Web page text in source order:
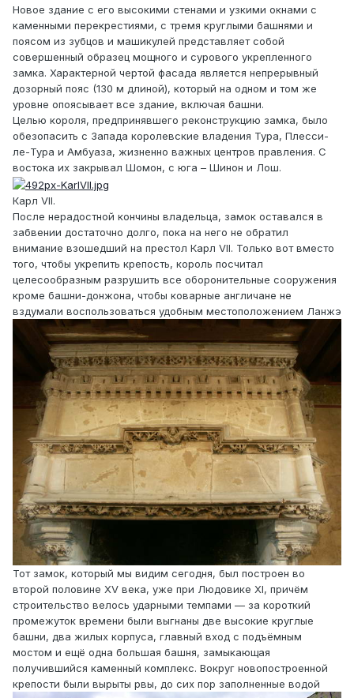
Новое здание с его высокими стенами и узкими окнами с
каменными перекрестиями, с тремя круглыми башнями и
поясом из зубцов и машикулей представляет собой
совершенный образец мощного и сурового укрепленного
замка. Характерной чертой фасада является непрерывный
дозорный пояс (130 м длиной), который на одном и том же
уровне опоясывает все здание, включая башни.
Целью короля, предпринявшего реконструкцию замка, было
обезопасить с Запада королевские владения Тура, Плесси-
ле-Тура и Амбуаза, жизненно важных центров правления. С
востока их закрывал Шомон, с юга – Шинон и Лош.
Карл VII.
После нерадостной кончины владельца, замок оставался в
забвении достаточно долго, пока на него не обратил
внимание взошедший на престол Карл VII. Только вот вместо
того, чтобы укрепить крепость, король посчитал
целесообразным разрушить все оборонительные сооружения
кроме башни-донжона, чтобы коварные англичане не
вздумали воспользоваться удобным местоположением Ланжэ
Тот замок, который мы видим сегодня, был построен во
второй половине XV века, уже при Людовике XI, причём
строительство велось ударными темпами — за короткий
промежуток времени были выгнаны две высокие круглые
башни, два жилых корпуса, главный вход с подъёмным
мостом и ещё одна большая башня, замыкающая
получившийся каменный комплекс. Вокруг новопостроенной
крепости были вырыты рвы, до сих пор заполненные водой